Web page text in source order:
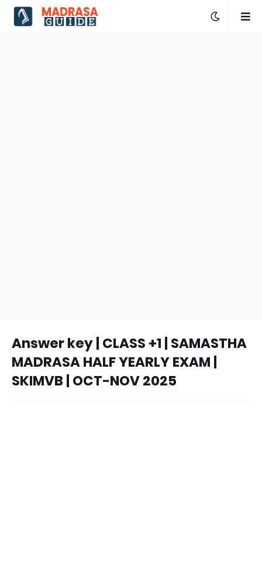
Answer key | CLASS +1 | SAMASTHA
MADRASA HALF YEARLY EXAM |
SKIMVB | OCT-NOV 2025